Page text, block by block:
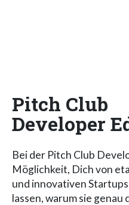
Pitch Club
Developer
Bei der Pitch Club
Möglichkeit, Dich von
und innovativen
lassen, warum sie